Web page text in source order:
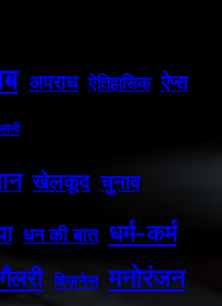
अपराध ऐतिहासिक ऐप्स
खेलकूद चुनाव
धन की बात धर्म-कर्म
बिज़नेस मनोरंजन